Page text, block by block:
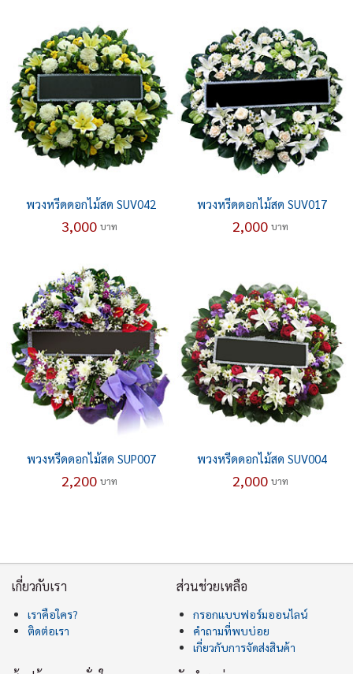
พวงหรีดดอกไม้สด SUV042
3,000 บาท
พวงหรีดดอกไม้สด SUV017
2,000 บาท
พวงหรีดดอกไม้สด SUP007
2,200 บาท
พวงหรีดดอกไม้สด SUV004
2,000 บาท
เกี่ยวกับเรา
เราคือใคร?
ติดต่อเรา
ส่วนช่วยเหลือ
กรอกแบบฟอร์มออนไลน์
คำถามที่พบบ่อย
เกี่ยวกับการจัดส่งสินค้า